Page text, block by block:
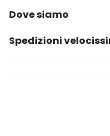
Dove siamo
Spedizioni